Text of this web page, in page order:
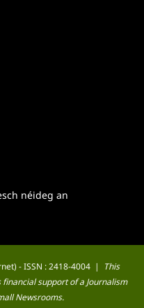
néideg an
- ISSN : 2418-4004 |
This
support of a Journalism
Newsrooms.